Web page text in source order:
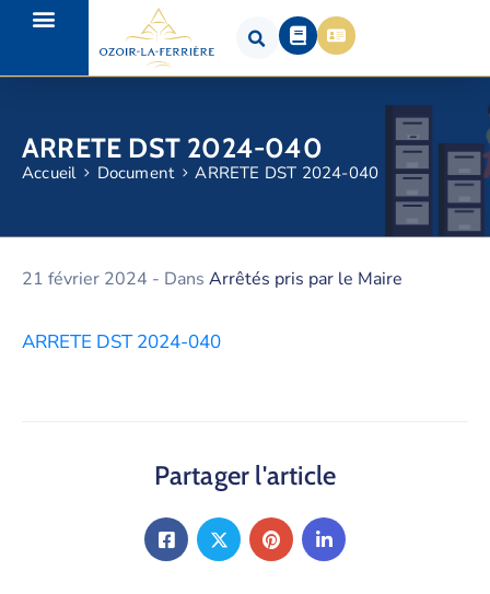
ARRETE DST 2024-040
Accueil Document ARRETE DST 2024-040
21 février 2024 - Dans Arrêtés pris par le Maire
ARRETE DST 2024-040
Partager l'article